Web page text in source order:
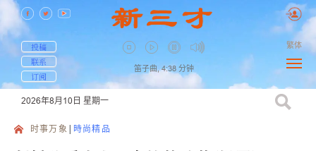
投稿
联系
订阅
笛子曲, 4:38 分钟
繁体
2026年8月10日 星期一
时事万象 時尚精品